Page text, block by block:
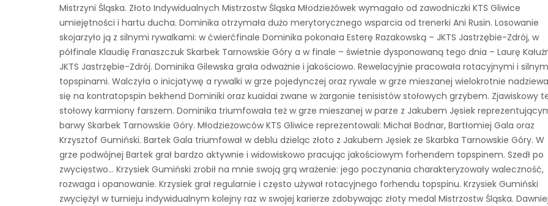
Mistrzyni Śląska. Złoto Indywidualnych Mistrzostw Śląska Młodzieżówek wymagało od zawodniczki KTS Gliwice
umiejętności i hartu ducha. Dominika otrzymała dużo merytorycznego wsparcia od trenerki Ani Rusin. Losowanie
skojarzyło ją z silnymi rywalkami: w ćwierćfinale Dominika pokonała Esterę Razakowską – JKTS Jastrzębie-Zdrój, w
półfinale Klaudię Franaszczuk Skarbek Tarnowskie Góry a w finale – świetnie dysponowaną tego dnia – Laurę
JKTS Jastrzębie-Zdrój. Dominika Gilewska grała odważnie i jakościowo. Rewelacyjnie pracowała rotacyjnymi i
topspinami. Walczyła o inicjatywę a rywalki w grze pojedynczej oraz rywale w grze mieszanej wielokrotnie
się na kontratopspin bekhend Dominiki oraz kuaidai zwane w żargonie tenisistów stołowych grzybem. Zjawiskowy
stołowy karmiony farszem. Dominika triumfowała też w grze mieszanej w parze z Jakubem Jęsiek
barwy Skarbek Tarnowskie Góry. ​​​​​​​​​​Młodzieżowców KTS Gliwice reprezentowali: Michał Bodnar, Bartłomiej Gala oraz
Krzysztof Gumiński. Bartek Gala triumfował w deblu dzieląc złoto z Jakubem Jęsiek ze Skarbka Tarnowskie Góry. W
grze podwójnej Bartek grał bardzo aktywnie i widowiskowo pracując jakościowym forhendem topspinem. Szedł po
zwycięstwo… Krzysiek Gumiński zrobił na mnie swoją grą wrażenie: jego poczynania charakteryzowały waleczność,
rozwaga i opanowanie. Krzysiek grał regularnie i często używał rotacyjnego forhendu topspinu. Krzysiek Gumiński
zwyciężył w turnieju indywidualnym kolejny raz w swojej karierze zdobywając złoty medal Mistrzostw Śląska. Dawniej